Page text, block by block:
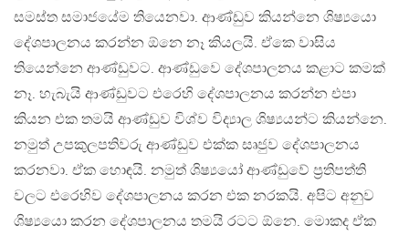
සමස්ත සමාජයේම තියෙනවා. ආණ්ඩුව කියන්නෙ ශිෂ්‍යයො
දේශපාලනය කරන්න ඕනෙ නෑ කියලයි. ඒකෙ වාසිය
තියෙන්නෙ ආණ්ඩුවට. ආණ්ඩුවෙ දේශපාලනය කළාට කමක්
නෑ. හැබැයි ආණ්ඩුවට එරෙහි දේශපාලනය කරන්න එපා
කියන එක තමයි ආණ්ඩුව විශ්ව විද්‍යාල ශිෂ්‍යයන්ට කියන්නෙ.
නමුත් උපකුලපතිවරු ආණ්ඩුව එක්ක සෘජුව දේශපාලනය
කරනවා. ඒක හොඳයි. නමුත් ශිෂ්‍යයෝ ආණ්ඩුවේ ප්‍රතිපත්ති
වලට එරෙහිව දේශපාලනය කරන එක නරකයි. අපිට අනුව
ශිෂ්‍යයො කරන දේශපාලනය තමයි රටට ඕනෙ. මොකද ඒක